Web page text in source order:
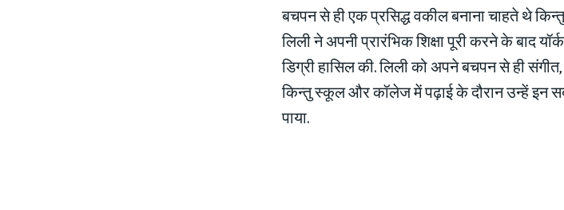
बचपन से ही एक प्रसिद्ध वकील बनाना चाहते थे
लिली ने अपनी प्रारंभिक शिक्षा पूरी करने के बाद
डिग्री हासिल की. लिली को अपने बचपन से ही
किन्तु स्कूल और कॉलेज में पढ़ाई के दौरान उन्हें इन
पाया.